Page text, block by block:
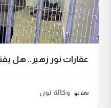
عقارات نور زهير.. هل
وكالة نون